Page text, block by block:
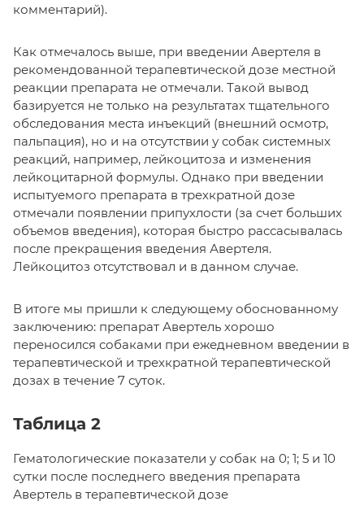
комментарий).
Как отмечалось выше, при введении Авертеля в
рекомендованной терапевтической дозе местной
реакции препарата не отмечали. Такой вывод
базируется не только на результатах тщательного
обследования места инъекций (внешний осмотр,
пальпация), но и на отсутствии у собак системных
реакций, например, лейкоцитоза и изменения
лейкоцитарной формулы. Однако при введении
испытуемого препарата в трехкратной дозе
отмечали появлении припухлости (за счет больших
объемов введения), которая быстро рассасывалась
после прекращения введения Авертеля.
Лейкоцитоз отсутствовал и в данном случае.
В итоге мы пришли к следующему обоснованному
заключению: препарат Авертель хорошо
переносился собаками при ежедневном введении в
терапевтической и трехкратной терапевтической
дозах в течение 7 суток.
Таблица 2
Гематологические показатели у собак на 0; 1; 5 и 10
сутки после последнего введения препарата
Авертель в терапевтической дозе